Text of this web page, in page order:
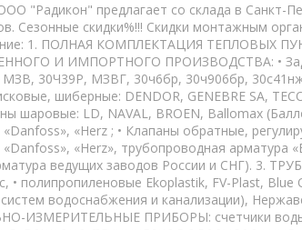
"Радикон" предлагает со склада в Санкт-
Сезонные скидки%!!! Скидки монтажным
1. ПОЛНАЯ КОМПЛЕКТАЦИЯ ТЕПЛОВЫХ
И ИМПОРТНОГО ПРОИЗВОДСТВА: •
30Ч39Р, МЗВГ, 30ч6бр, 30ч906бр,
шиберные: DENDOR, GENEBRE SA,
шаровые: LD, NAVAL, BROEN, Ballomax
«Danfoss», «Herz ; • Клапаны обратные,
«Danfoss», «Herz», трубопроводная арматура
ведущих заводов России и СНГ). 3.
• полипропиленовые Ekoplastik, FV-Plast,
водоснабжения и канализации),
ИЗМЕРИТЕЛЬНЫЕ ПРИБОРЫ: счетчики воды,